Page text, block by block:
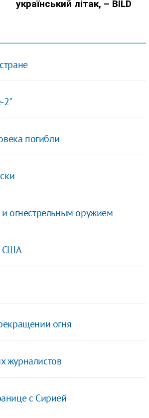
2"
погибли
огнестрельным оружием
США
огня
журналистов
с Сирией